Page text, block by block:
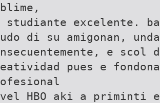
studiante excelente.
di su amigonan,
e
pues e
HBO aki a priminti